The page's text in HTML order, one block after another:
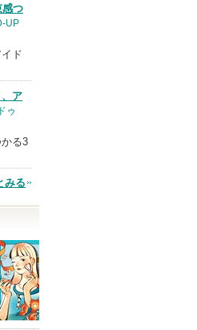
感つ
UP
ド
ア
ゥ
る3
みる